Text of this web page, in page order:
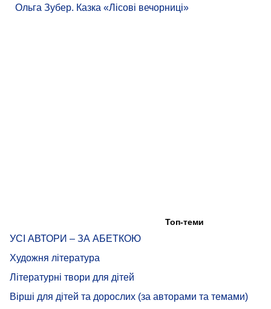
Ольга Зубер. Казка «Лісові вечорниці»
Топ-теми
УСІ АВТОРИ – ЗА АБЕТКОЮ
Художня література
Літературні твори для дітей
Вірші для дітей та дорослих (за авторами та темами)